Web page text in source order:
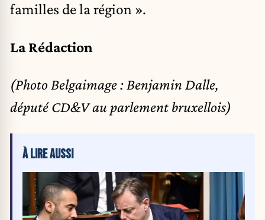
familles de la région ».
La Rédaction
(Photo Belgaimage : Benjamin Dalle,
député CD&V au parlement bruxellois)
À LIRE AUSSI